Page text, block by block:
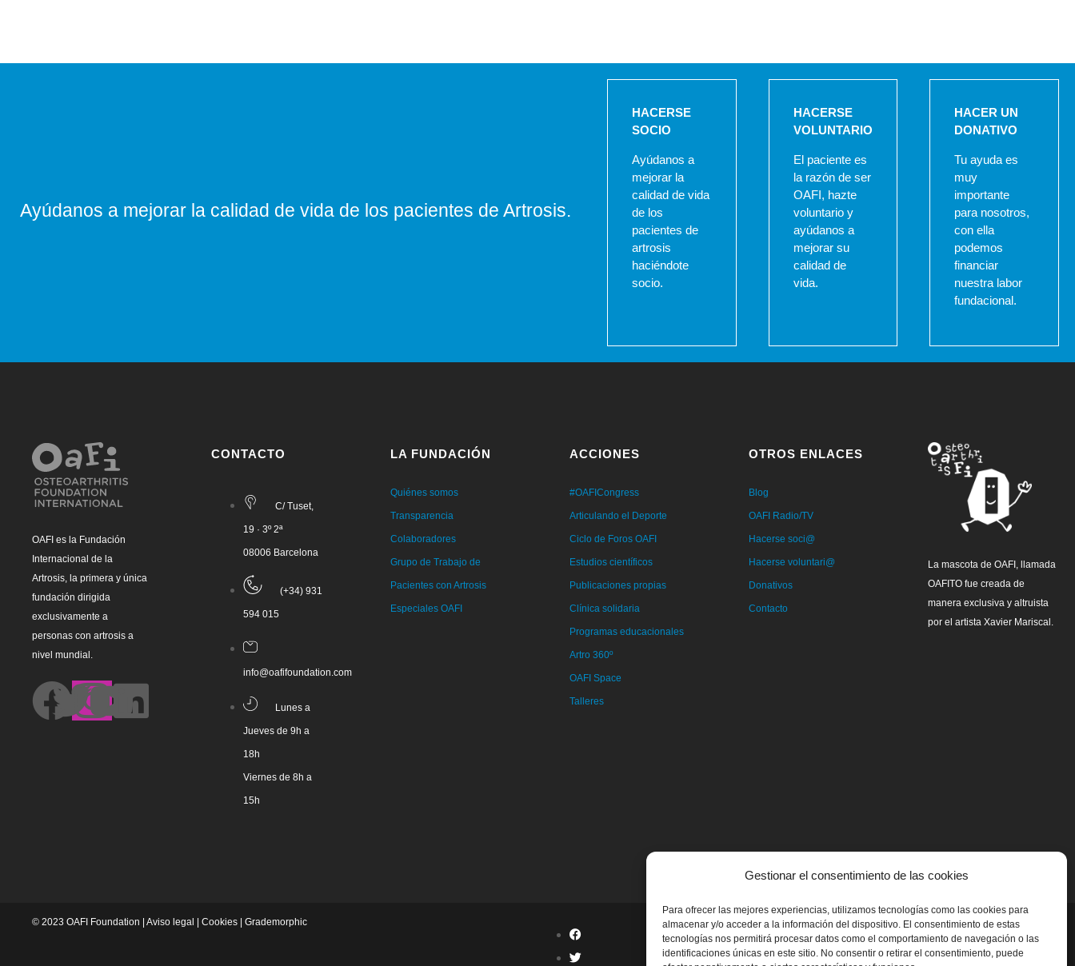
Gestionar el consentimiento de las cookies
Para ofrecer las mejores experiencias, utilizamos tecnologías como las cookies para
almacenar y/o acceder a la información del dispositivo. El consentimiento de estas
tecnologías nos permitirá procesar datos como el comportamiento de navegación o las
identificaciones únicas en este sitio. No consentir o retirar el consentimiento, puede
Ayúdanos a mejorar la calidad de vida de los pacientes de Artrosis.
HACERSE
SOCIO
Ayúdanos a
mejorar la
calidad de vida
de los
pacientes de
artrosis
haciéndote
socio.
HACERSE
VOLUNTARIO
El paciente es
la razón de ser
OAFI, hazte
voluntario y
ayúdanos a
mejorar su
calidad de
vida.
HACER UN
DONATIVO
Tu ayuda es
muy
importante
para nosotros,
con ella
podemos
financiar
nuestra labor
fundacional.
OAFI es la Fundación
Internacional de la
Artrosis, la primera y única
fundación dirigida
exclusivamente a
personas con artrosis a
nivel mundial.
CONTACTO
C/ Tuset,
19 · 3º 2ª
08006 Barcelona
(+34) 931
594 015
info@oafifoundation.com
Lunes a
Jueves de 9h a
18h
Viernes de 8h a
15h
LA FUNDACIÓN
Quiénes somos
Transparencia
Colaboradores
Grupo de Trabajo de
Pacientes con Artrosis
Especiales OAFI
ACCIONES
#OAFICongress
Articulando el Deporte
Ciclo de Foros OAFI
Estudios científicos
Publicaciones propias
Clínica solidaria
Programas educacionales
Artro 360º
OAFI Space
Talleres
OTROS ENLACES
Blog
OAFI Radio/TV
Hacerse soci@
Hacerse voluntari@
Donativos
Contacto
La mascota de OAFI, llamada
OAFITO fue creada de
manera exclusiva y altruista
por el artista Xavier Mariscal.
© 2023 OAFI Foundation | Aviso legal | Cookies | Grademorphic